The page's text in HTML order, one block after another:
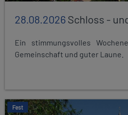
28.08.2026Schloss -
Ein stimmungsvolles
Gemeinschaft und guter Laune.
Fest